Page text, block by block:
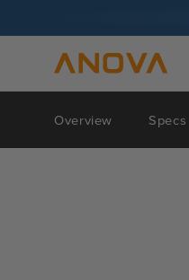
conteúdo
Overview Specs
Skip to